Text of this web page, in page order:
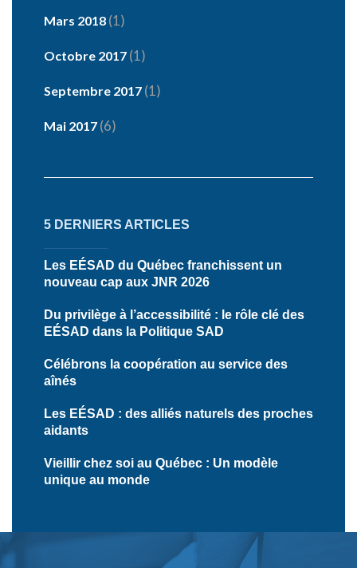
Mars 2018 (1)
Octobre 2017 (1)
Septembre 2017 (1)
Mai 2017 (6)
5 DERNIERS ARTICLES
Les EÉSAD du Québec franchissent un
nouveau cap aux JNR 2026
Du privilège à l’accessibilité : le rôle clé des
EÉSAD dans la Politique SAD
Célébrons la coopération au service des
aînés
Les EÉSAD : des alliés naturels des proches
aidants
Vieillir chez soi au Québec : Un modèle
unique au monde